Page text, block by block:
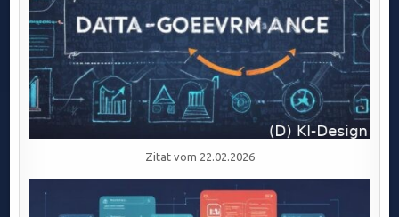
Zitat vom 22.02.2026